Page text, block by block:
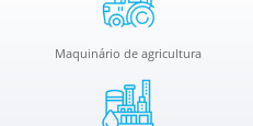
Maquinário de agricultura